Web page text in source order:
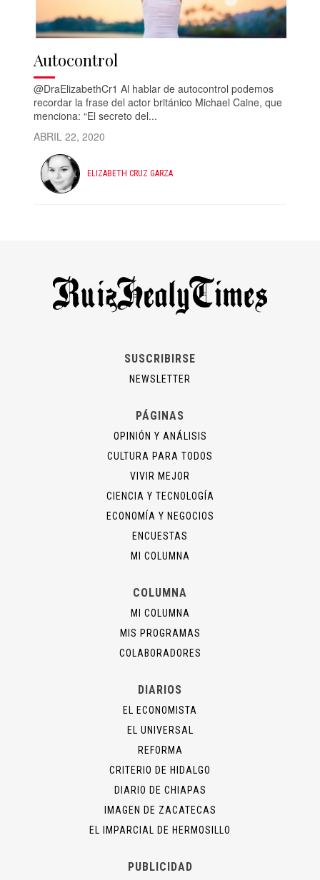
Autocontrol
@DraElizabethCr1 Al hablar de autocontrol podemos
recordar la frase del actor británico Michael Caine, que
menciona: “El secreto del...
ABRIL 22, 2020
ELIZABETH CRUZ GARZA
SUSCRIBIRSE
NEWSLETTER
PÁGINAS
OPINIÓN Y ANÁLISIS
CULTURA PARA TODOS
VIVIR MEJOR
CIENCIA Y TECNOLOGÍA
ECONOMÍA Y NEGOCIOS
ENCUESTAS
MI COLUMNA
COLUMNA
MI COLUMNA
MIS PROGRAMAS
COLABORADORES
DIARIOS
EL ECONOMISTA
EL UNIVERSAL
REFORMA
CRITERIO DE HIDALGO
DIARIO DE CHIAPAS
IMAGEN DE ZACATECAS
EL IMPARCIAL DE HERMOSILLO
PUBLICIDAD